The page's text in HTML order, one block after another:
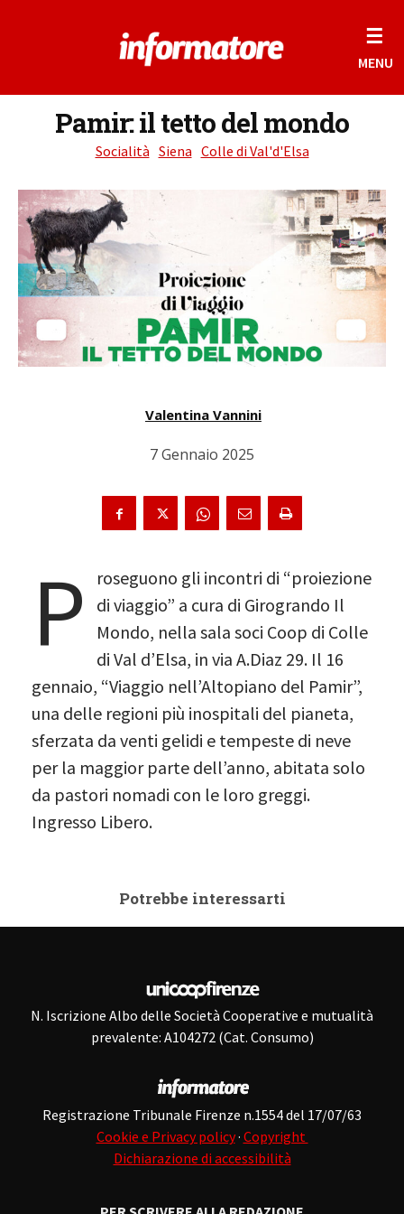
☰
MENU
Pamir: il tetto del mondo
Socialità Siena Colle di Val'd'Elsa
Valentina Vannini
7 Gennaio 2025
P
roseguono gli incontri di “proiezione
di viaggio” a cura di Girogrando Il
Mondo, nella sala soci Coop di Colle
di Val d’Elsa, in via A.Diaz 29. Il 16
gennaio, “Viaggio nell’Altopiano del Pamir”,
una delle regioni più inospitali del pianeta,
sferzata da venti gelidi e tempeste di neve
per la maggior parte dell’anno, abitata solo
da pastori nomadi con le loro greggi.
Ingresso Libero.
Potrebbe interessarti
N. Iscrizione Albo delle Società Cooperative e mutualità
prevalente: A104272 (Cat. Consumo)
Registrazione Tribunale Firenze n.1554 del 17/07/63
Cookie e Privacy policy· Copyright
Dichiarazione di accessibilità